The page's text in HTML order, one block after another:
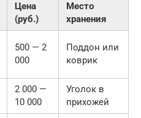
Цена
(руб.)
Место
хранения
500 — 2
000
Поддон или
коврик
2 000 —
10 000
Уголок в
прихожей